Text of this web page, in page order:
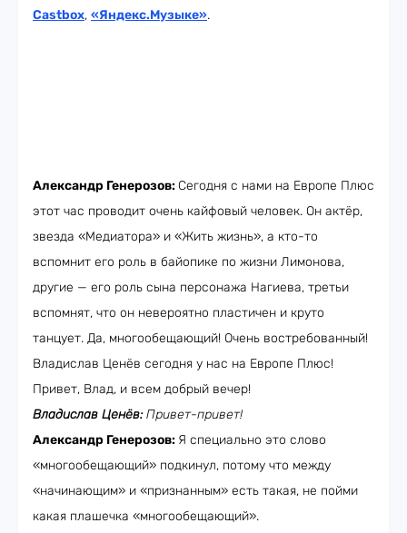
Castbox, «Яндекс.Музыке».
Александр Генерозов: Сегодня с нами на Европе Плюс
этот час проводит очень кайфовый человек. Он актёр,
звезда «Медиатора» и «Жить жизнь», а кто-то
вспомнит его роль в байопике по жизни Лимонова,
другие — его роль сына персонажа Нагиева, третьи
вспомнят, что он невероятно пластичен и круто
танцует. Да, многообещающий! Очень востребованный!
Владислав Ценёв сегодня у нас на Европе Плюс!
Привет, Влад, и всем добрый вечер!
Владислав Ценёв:Привет-привет!
Александр Генерозов: Я специально это слово
«многообещающий» подкинул, потому что между
«начинающим» и «признанным» есть такая, не пойми
какая плашечка «многообещающий».